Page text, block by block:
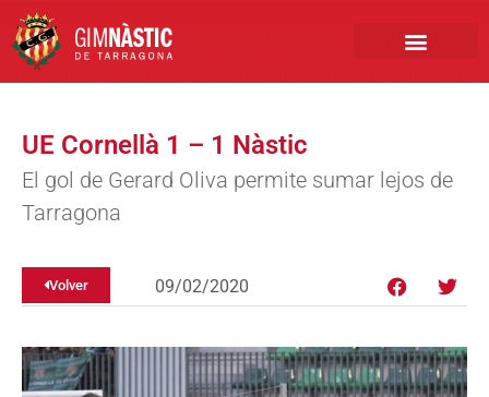
UE Cornellà 1 – 1 Nàstic
El gol de Gerard Oliva permite sumar lejos de
Tarragona
Volver 09/02/2020